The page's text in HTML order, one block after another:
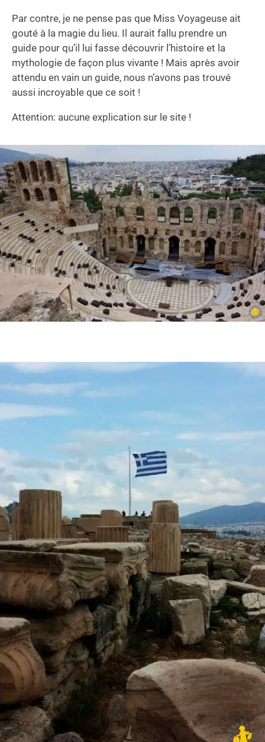
Par contre, je ne pense pas que Miss Voyageuse ait
gouté à la magie du lieu. Il aurait fallu prendre un
guide pour qu’il lui fasse découvrir l’histoire et la
mythologie de façon plus vivante ! Mais après avoir
attendu en vain un guide, nous n’avons pas trouvé
aussi incroyable que ce soit !
Attention: aucune explication sur le site !